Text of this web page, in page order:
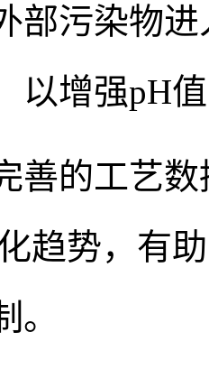
部污染物
以增强pH
善的工艺
趋势，有